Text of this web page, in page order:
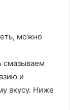
можно
смазываем
и
вкусу. Ниже